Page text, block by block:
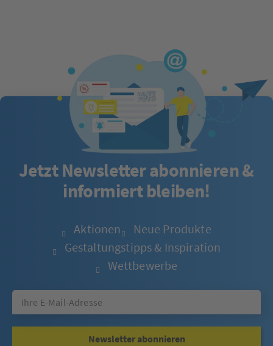
Jetzt Newsletter abonnieren &
informiert bleiben!
Aktionen
Neue Produkte
Gestaltungstipps & Inspiration
Wettbewerbe
Newsletter abonnieren